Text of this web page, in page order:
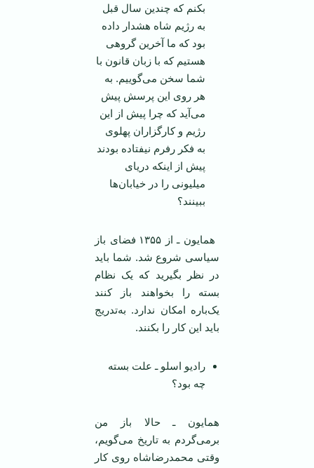
بکنم که چندین سال قبل
به رژیم شاه هشدار داده
بود که ما آخرین گروهی
هستیم که با زبان قانون با
شما سخن می‌گوییم. به
هر روی این پرسش پیش
می‌آید که چرا پیش از این
رژیم و کارگزاران پهلوی
به فکر رفرم نیفتاده بودند
پیش از اینکه دریای
میلیونی را در خیابان‌ها
ببینند؟
همایون ـ از ۱۳۵۵ فضای باز
سیاسی شروع شد. شما باید
در نظر بگیرید که یک نظام
بسته را بخواهند باز کنند
یک‌باره امکان ندارد. به‌تدریج
باید این کار را بکنند.
رادیو اسلو ـ علت بسته
چه بود؟
همایون ـ حالا باز من
برمی‌گردم به تاریخ می‌گویم،
وقتی محمدرضاشاه روی کار